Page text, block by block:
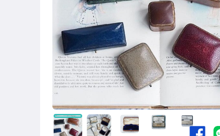
居家、家具與園藝
玩具、模型與公仔
偶像、球員卡與郵幣
男性精品與服飾
手錶與飾品配件